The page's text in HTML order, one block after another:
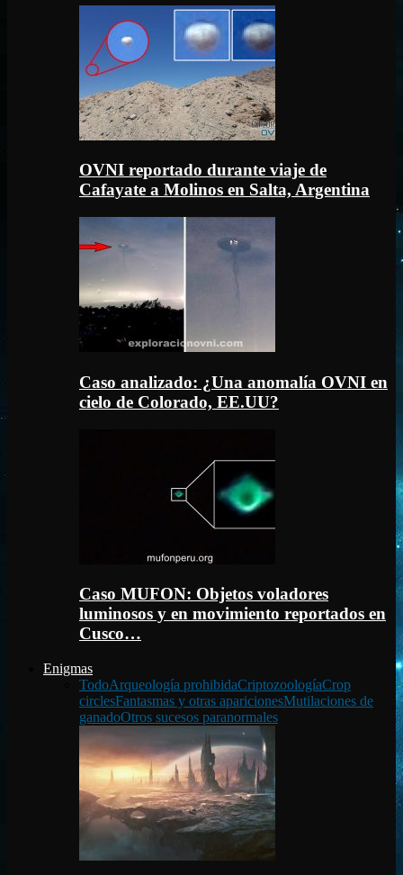
OVNI reportado durante viaje de
Cafayate a Molinos en Salta, Argentina
Caso analizado: ¿Una anomalía OVNI en
cielo de Colorado, EE.UU?
Caso MUFON: Objetos voladores
luminosos y en movimiento reportados en
Cusco…
Enigmas
TodoArqueología prohibidaCriptozoologíaCrop
circlesFantasmas y otras aparicionesMutilaciones de
ganadoOtros sucesos paranormales